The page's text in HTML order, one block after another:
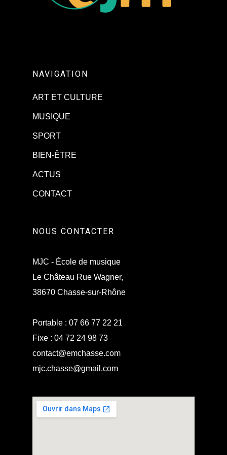
NAVIGATION
ART ET CULTURE
MUSIQUE
SPORT
BIEN-ÊTRE
ACTUS
CONTACT
NOUS CONTACTER
MJC - École de musique
Le Château Rue Wagner,
38670 Chasse-sur-Rhône
Portable : 07 66 77 22 21
Fixe : 04 72 24 98 73
contact@emchasse.com
mjc.chasse@gmail.com